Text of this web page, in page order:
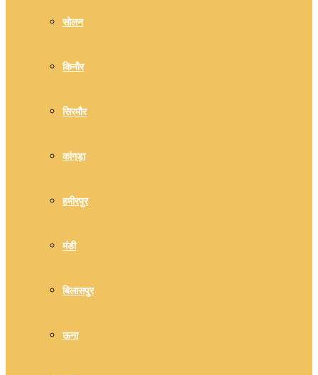
सोलन
किनौर
सिरमौर
कांगड़ा
हमीरपुर
मंडी
बिलासपुर
ऊना